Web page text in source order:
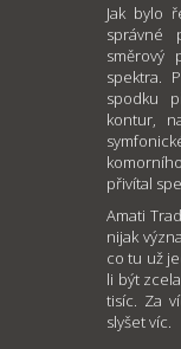
Jak bylo
správné
směrový
spektra.
spodku
kontur,
přivítal
Amati
nijak
co tu už
li být
tisíc. Za
slyšet víc.